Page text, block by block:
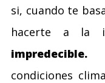
si, cuando te
hacerte a la
impredecible.
condiciones